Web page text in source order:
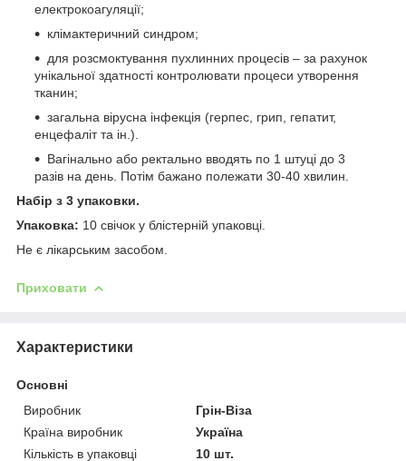
електрокоагуляції;
клімактеричний синдром;
для розсмоктування пухлинних процесів – за рахунок
унікальної здатності контролювати процеси утворення
тканин;
загальна вірусна інфекція (герпес, грип, гепатит,
енцефаліт та ін.).
Вагінально або ректально вводять по 1 штуці до 3
разів на день. Потім бажано полежати 30-40 хвилин.
Набір з 3 упаковки.
Упаковка: 10 свічок у блістерній упаковці.
Не є лікарським засобом.
Приховати
Характеристики
Основні
Виробник
Грін-Віза
Країна виробник
Україна
Кількість в упаковці
10 шт.